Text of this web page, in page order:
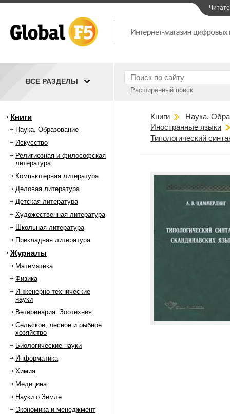
Расширенный поиск
ВСЕ РАЗДЕЛЫ
Книги
Наука. Образование
Искусство
Религиозная и философская
литература
Компьютерная литература
Деловая литература
Детская литература
Художественная литература
Школьная литература
Прикладная литература
Журналы
Математика
Физика
Инженерно-технические
науки
Ветеринария. Зоотехния
Сельское, лесное и рыбное
хозяйство
Биологические науки
Информатика
Химия
Медицина
Науки о Земле
Экономика и менеджмент
Книги
Наука.
Иностранные языки
Типологический